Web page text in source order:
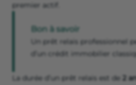
premier actif.
Bon à savoir
Un prêt relais professionnel
d’un crédit immobilier
La durée d’un prêt relais est de 2